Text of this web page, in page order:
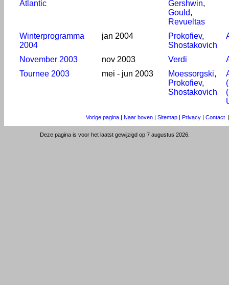
Atlantic
Gershwin,
Gould,
Revueltas
Winterprogramma
2004
jan 2004 Prokofiev,
Shostakovich
November 2003 nov 2003 Verdi
Tournee 2003
mei - jun 2003 Moessorgski,
Prokofiev,
Shostakovich
Vorige pagina | Naar boven | Sitemap | Privacy | Contact
Deze pagina is voor het laatst gewijzigd op 7 augustus 2026.